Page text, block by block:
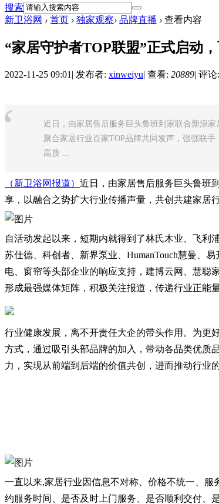
搜索
新卫浴网 › 首页 › 独家观察› 品牌直播 › 查看内容
“家居守护者TOP联盟”正式启动
2022-11-25 09:01 | 发布者: xinweiyu| 查看: 20889| 评论
近日，由家居售后服务巨头鲁班到家联合新浪
聚合家居行业百家TOP品牌共同发声，强强联
高质 ...
（新卫浴网报道） 近日，由家居售后服务巨头鲁班
享，以融合之势扩大行业传播声量，共创共建家居
自活动发起以来，短期内就得到了林氏木业、飞利
苏仕德、科创者、新界泵业、HumanTouch慧曼、
电、窗帘等头部企业的响应支持，建博云网、慧聪
形成最强媒体矩阵，积极关注报道，传递行业正能量
行业健康发展，离不开责任大企的带头作用。为更
方式，通过吸引头部品牌的加入，带动各品类优质
力，实现从前端到后端的价值共创，进而推动行业
一直以来,家居行业因信息不对称、价格不统一、服
约服务时间、是否及时上门服务、是否顺利交付、